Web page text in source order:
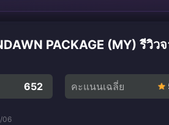
PACKAGE (MY) รีวิว
652 คะแนนเฉลี่ย
06